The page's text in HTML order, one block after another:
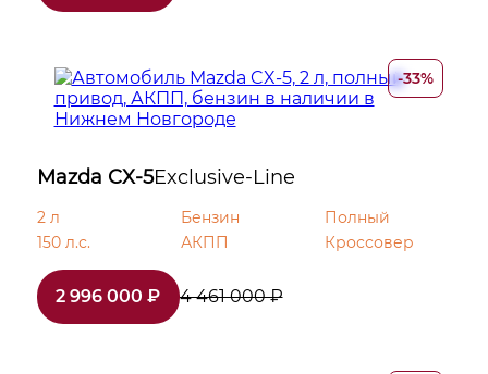
-33%
Mazda CX-5Exclusive-Line
2 л Бензин
Полный
150 л.с.
АКПП Кроссовер
2 996 000 ₽ 4 461 000 ₽